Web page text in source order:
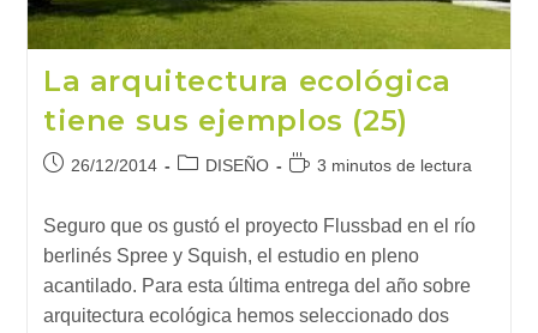
La arquitectura ecológica
tiene sus ejemplos (25)
Publicación
entrada:
26/12/2014
Categoría
entrada:
DISEÑO
Tiempo3 minutos de lectura
Seguro que os gustó el proyecto Flussbad en el río
berlinés Spree y Squish, el estudio en pleno
acantilado. Para esta última entrega del año sobre
arquitectura ecológica hemos seleccionado dos